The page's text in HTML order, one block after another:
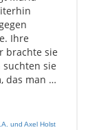
Ihre
brachte sie
suchten sie
das man …
und Axel Holst